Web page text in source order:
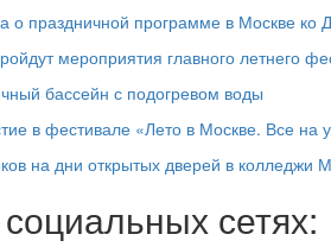
о праздничной программе в Москве
мероприятия главного летнего
бассейн с подогревом воды
в фестивале «Лето в Москве. Все на
на дни открытых дверей в колледжи
сетях: